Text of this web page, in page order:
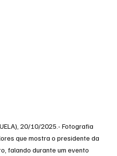
20/10/2025.- Fotografia
que mostra o presidente da
falando durante um evento